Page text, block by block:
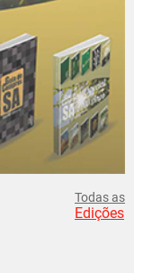
Todas as
Edições